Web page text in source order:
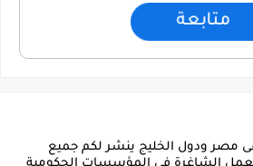
متابعة
مصر ودول الخليج ينشر لكم جميع